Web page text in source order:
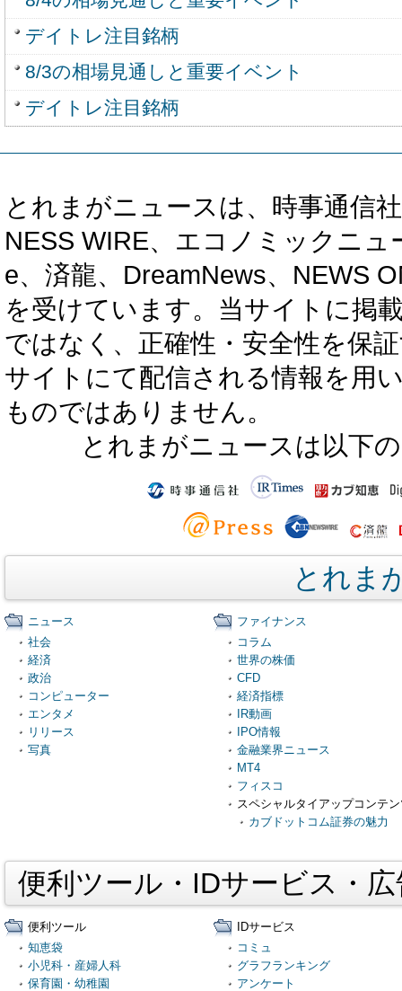
デイトレ注目銘柄
8/3の相場見通しと重要イベント
デイトレ注目銘柄
とれまがニュースは、時事通信
NESS WIRE、エコノミックニ
e、済龍、DreamNews、NEWS
を受けています。当サイトに掲
ではなく、正確性・安全性を保
サイトにて配信される情報を用
ものではありません。
とれまがニュースは以下
とれま
ニュース
社会
経済
政治
コンピューター
エンタメ
リリース
写真
ファイナンス
コラム
世界の株価
CFD
経済指標
IR動画
IPO情報
金融業界ニュース
MT4
フィスコ
スペシャルタイアップコンテ
カブドットコム証券の魅力
便利ツール・IDサービス・
便利ツール
知恵袋
小児科・産婦人科
保育園・幼稚園
IDサービス
コミュ
グラフランキング
アンケート